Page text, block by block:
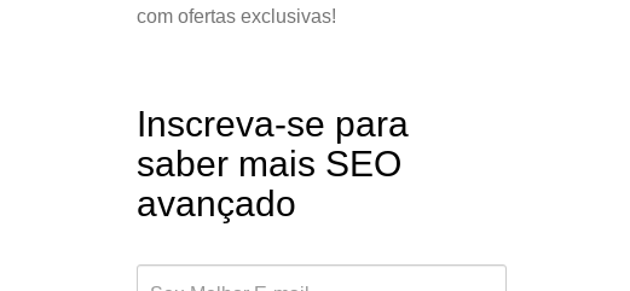
com ofertas exclusivas!
Inscreva-se para
saber mais SEO
avançado